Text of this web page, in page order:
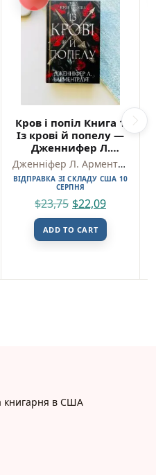
Кров і попіл Книга 1
Із крові й попелу —
Дженнифер Л.
Арментраут
Дженніфер Л. Арментраут
ВІДПРАВКА ЗІ СКЛАДУ США 10
СЕРПНЯ
$23,75 $22,09
ADD TO CART
книгарня в США